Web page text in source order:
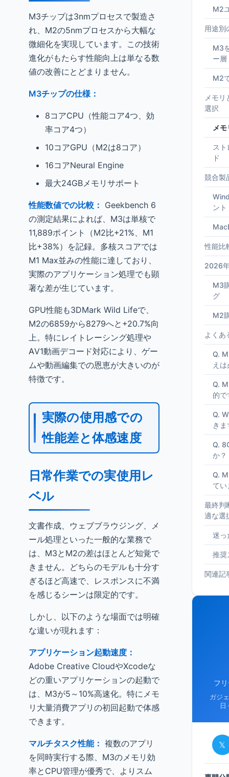
M3チップは3nmプロセスで製造さ
れ、M2の5nmプロセスから大幅な
微細化を実現しています。この技術
進化がもたらす性能向上は単なる数
値の改善にとどまりません。
M3チップの仕様：
8コアCPU（性能コア4つ、効
率コア4つ）
10コアGPU（M2は8コア）
16コアNeural Engine
最大24GBメモリサポート
性能数値での比較： Geekbench 6
の測定結果によれば、M3は単核で
11,889ポイント（M2比+21%、M1
比+38%）を記録。多核スコアでは
M1 Max並みの性能に達しており、
実際のアプリケーション処理でも顕
著な差が生じています。
GPU性能も3DMark Wild Lifeで、
M2の6859から8279へと+20.7%向
上。特にレイトレーシング処理や
AV1動画デコード対応により、ゲー
ムや動画編集での恩恵が大きいのが
特徴です。
実際の使用感での
性能差と体感速度
日常作業での実使用レ
ベル
文書作成、ウェブブラウジング、メ
ール処理といった一般的な業務で
は、M3とM2の差はほとんど知覚で
きません。どちらのモデルも十分す
ぎるほど高速で、レスポンスに不満
を感じるシーンは限定的です。
しかし、以下のような場面では明確
な違いが現れます：
アプリケーション起動速度：
Adobe Creative CloudやXcodeな
どの重いアプリケーションの起動で
は、M3が5～10%高速化。特にメモ
リ大量消費アプリの初回起動で体感
できます。
マルチタスク性能： 複数のアプリ
を同時実行する際、M3のメモリ効
率とCPU管理が優秀で、よりスム
M2
用途別
M3
ー層
M2
メモ
選択
メ
ス
ド
競合製
ント
性能比
2026
M3
グ
M2
よくあ
Q.
え
Q.
的で
Q.
き
Q.
か？
Q.
てい
最終判
適な選
迷っ
推奨
関連記
フ
ガジ
日
𝕏